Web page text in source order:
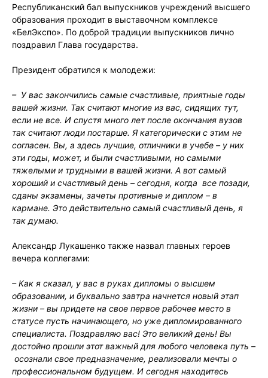
Республиканский бал выпускников учреждений высшего
образования проходит в выставочном комплексе
«БелЭкспо». По доброй традиции выпускников лично
поздравил Глава государства.
Президент обратился к молодежи:
– У вас закончились самые счастливые, приятные годы
вашей жизни. Так считают многие из вас, сидящих тут,
если не все. И спустя много лет после окончания вузов
так считают люди постарше. Я категорически с этим не
согласен. Вы, а здесь лучшие, отличники в учебе – у них
эти годы, может, и были счастливыми, но самыми
тяжелыми и трудными в вашей жизни. А вот самый
хороший и счастливый день – сегодня, когда все позади,
сданы экзамены, зачеты противные и диплом – в
кармане. Это действительно самый счастливый день, я
так думаю.
Александр Лукашенко также назвал главных героев
вечера коллегами:
– Как я сказал, у вас в руках дипломы о высшем
образовании, и буквально завтра начнется новый этап
жизни – вы придете на свое первое рабочее место в
статусе пусть начинающего, но уже дипломированного
специалиста. Поздравляю вас! Это великий день! Вы
достойно прошли этот важный для любого человека путь –
осознали свое предназначение, реализовали мечты о
профессиональном будущем. И сегодня находитесь